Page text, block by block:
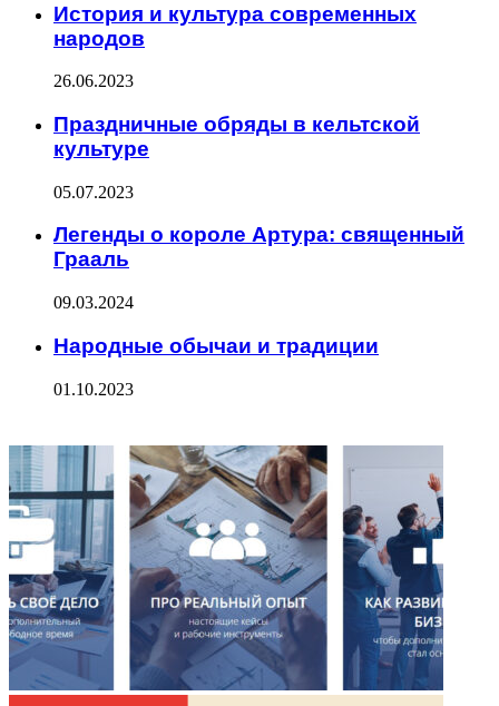
История и культура современных
народов
26.06.2023
Праздничные обряды в кельтской
культуре
05.07.2023
Легенды о короле Артура: священный
Грааль
09.03.2024
Народные обычаи и традиции
01.10.2023